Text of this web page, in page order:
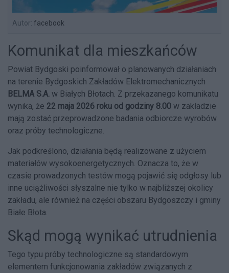
Autor: facebook
Komunikat dla mieszkańców
Powiat Bydgoski poinformował o planowanych działaniach
na terenie Bydgoskich Zakładów Elektromechanicznych
BELMA S.A. w Białych Błotach. Z przekazanego komunikatu
wynika, że 22 maja 2026 roku od godziny 8.00 w zakładzie
mają zostać przeprowadzone badania odbiorcze wyrobów
oraz próby technologiczne.
Jak podkreślono, działania będą realizowane z użyciem
materiałów wysokoenergetycznych. Oznacza to, że w
czasie prowadzonych testów mogą pojawić się odgłosy lub
inne uciążliwości słyszalne nie tylko w najbliższej okolicy
zakładu, ale również na części obszaru Bydgoszczy i gminy
Białe Błota.
Skąd mogą wynikać utrudnienia
Tego typu próby technologiczne są standardowym
elementem funkcjonowania zakładów związanych z